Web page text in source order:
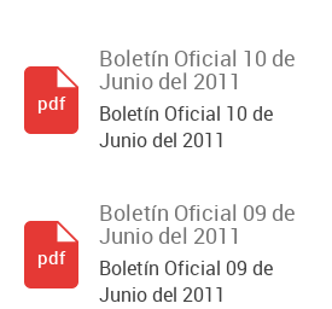
Boletín Oficial 10 de
Junio del 2011
Boletín Oficial 10 de
Junio del 2011
pdf
Boletín Oficial 09 de
Junio del 2011
Boletín Oficial 09 de
Junio del 2011
pdf